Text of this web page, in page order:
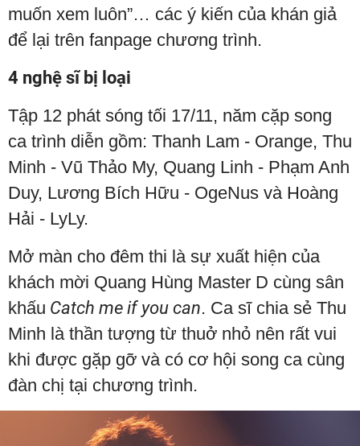
muốn xem luôn”… các ý kiến của khán giả
để lại trên fanpage chương trình.
4 nghệ sĩ bị loại
Tập 12 phát sóng tối 17/11, năm cặp song
ca trình diễn gồm: Thanh Lam - Orange, Thu
Minh - Vũ Thảo My, Quang Linh - Phạm Anh
Duy, Lương Bích Hữu - OgeNus và Hoàng
Hải - LyLy.
Mở màn cho đêm thi là sự xuất hiện của
khách mời Quang Hùng Master D cùng sân
khấu Catch me if you can. Ca sĩ chia sẻ Thu
Minh là thần tượng từ thuở nhỏ nên rất vui
khi được gặp gỡ và có cơ hội song ca cùng
đàn chị tại chương trình.